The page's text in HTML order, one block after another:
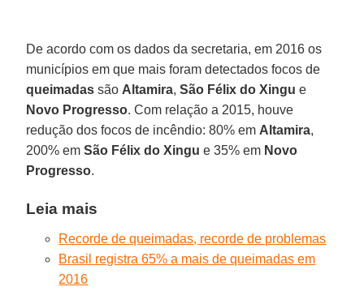
De acordo com os dados da secretaria, em 2016 os
municípios em que mais foram detectados focos de
queimadas são Altamira,São Félix do Xingu e
Novo Progresso. Com relação a 2015, houve
redução dos focos de incêndio: 80% em Altamira,
200% emSão Félix do Xingu e 35% em Novo
Progresso.
Leia mais
Recorde de queimadas, recorde de problemas
Brasil registra 65% a mais de queimadas em
2016